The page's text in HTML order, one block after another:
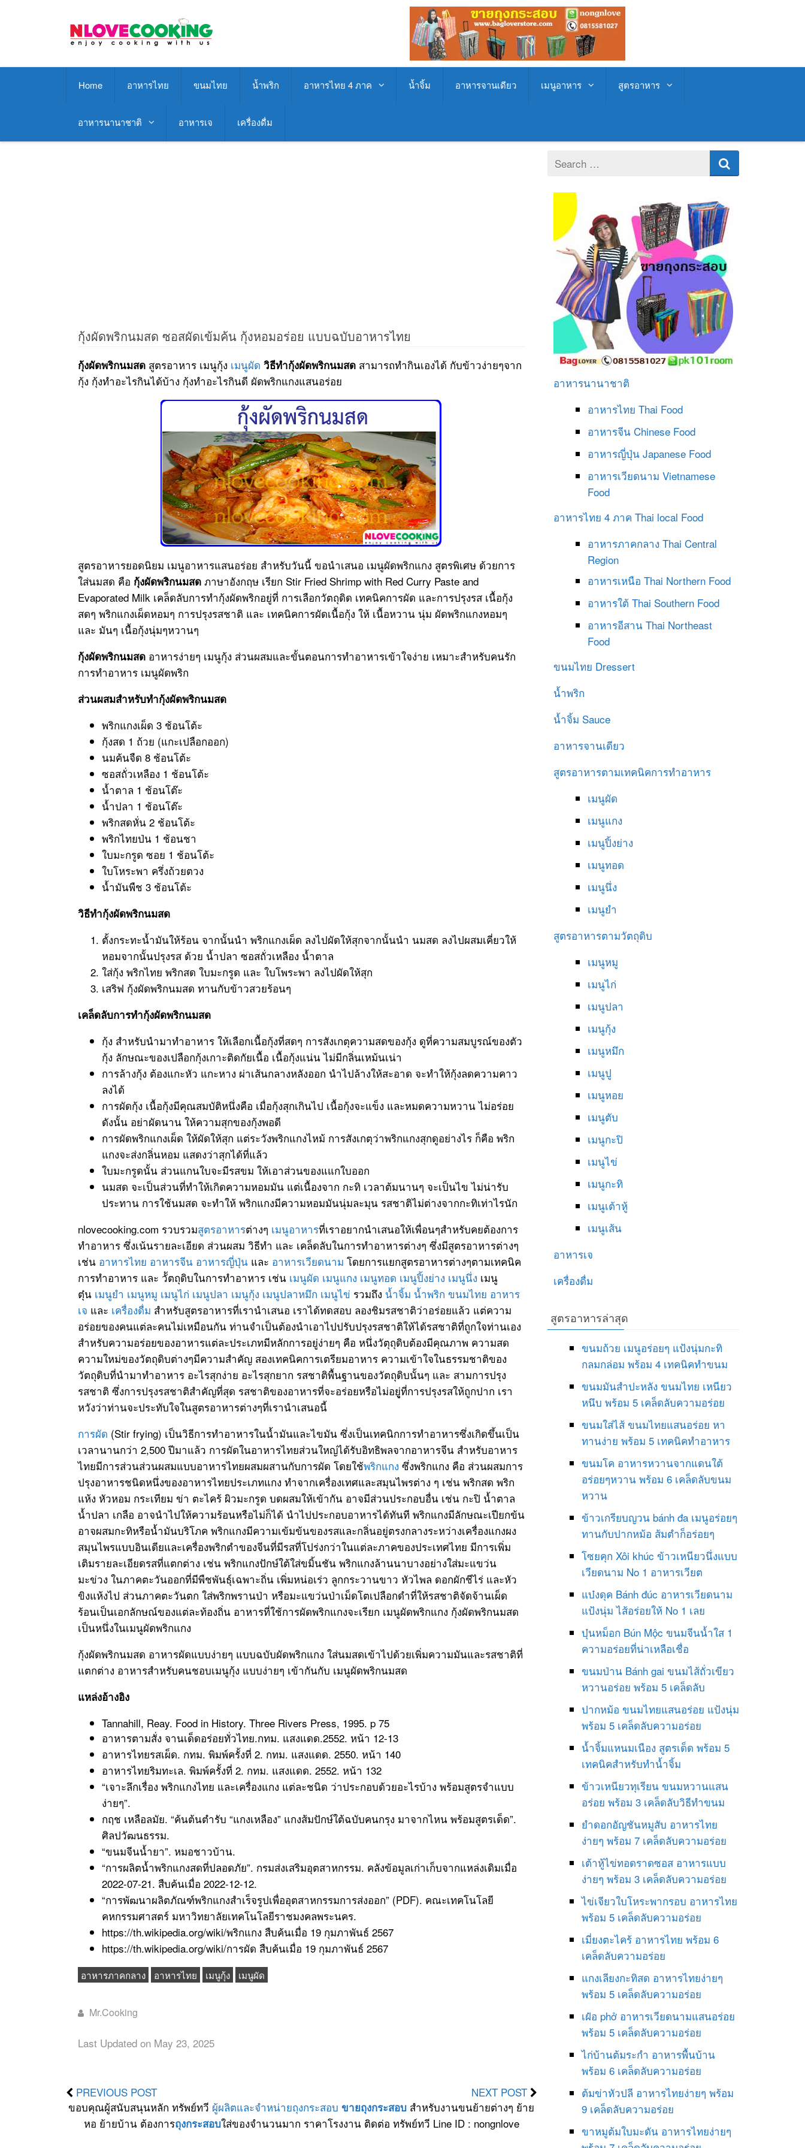
Home อาหารไทย ขนมไทย น้ำพริก อาหารไทย 4 ภาค น้ำจิ้ม อาหารจานเดียว เมนูอาหาร สูตรอาหาร
อาหารนานาชาติ อาหารเจ เครื่องดื่ม
กุ้งผัดพริกนมสด ซอสผัดเข้มค้น กุ้งหอมอร่อย แบบฉบับอาหารไทย
กุ้งผัดพริกนมสด สูตรอาหาร เมนูกุ้ง เมนูผัด วิธีทำกุ้งผัดพริกนมสด สามารถทำกินเองได้ กับข้าวง่ายๆจาก
กุ้ง กุ้งทำอะไรกินได้บ้าง กุ้งทำอะไรกินดี ผัดพริกแกงแสนอร่อย
สูตรอาหารยอดนิยม เมนูอาหารแสนอร่อย สำหรับวันนี้ ขอนำเสนอ เมนูผัดพริกแกง สูตรพิเศษ ด้วยการ
ใส่นมสด คือ กุ้งผัดพริกนมสด ภาษาอังกฤษ เรียก Stir Fried Shrimp with Red Curry Paste and
Evaporated Milk เคล็ดลับการทำกุ้งผัดพริกอยู่ที่ การเลือกวัตถุดิด เทคนิคการผัด และการปรุงรส เนื้อกุ้ง
สดๆ พริกแกงเผ็ดหอมๆ การปรุงรสชาติ และ เทคนิคการผัดเนื้อกุ้ง ให้ เนื้อหวาน นุ่ม ผัดพริกแกงหอมๆ
และ มันๆ เนื้อกุ้งนุ่มๆหวานๆ
กุ้งผัดพริกนมสด อาหารง่ายๆ เมนูกุ้ง ส่วนผสมและขั้นตอนการทำอาหารเข้าใจง่าย เหมาะสำหรับคนรัก
การทำอาหาร เมนูผัดพริก
ส่วนผสมสำหรับทำกุ้งผัดพริกนมสด
พริกแกงเผ็ด 3 ช้อนโต้ะ
กุ้งสด 1 ถ้วย (แกะเปลือกออก)
นมค้นจืด 8 ช้อนโต้ะ
ซอสถั่วเหลือง 1 ช้อนโต้ะ
น้ำตาล 1 ช้อนโต๊ะ
น้ำปลา 1 ช้อนโต๊ะ
พริกสดหั่น 2 ช้อนโต้ะ
พริกไทยป่น 1 ช้อนชา
ใบมะกรูด ซอย 1 ช้อนโต้ะ
ใบโหระพา ครึ่งถ้วยตวง
น้ำมันพืช 3 ช้อนโต้ะ
วิธีทำกุ้งผัดพริกนมสด
ตั้งกระทะน้ำมันให้ร้อน จากนั้นนำ พริกแกงเผ็ด ลงไปผัดให้สุกจากนั้นนำ นมสด ลงไปผสมเคี่ยวให้
หอมจากนั้นปรุงรส ด้วย น้ำปลา ซอสถั่วเหลือง น้ำตาล
ใส่กุ้ง พริกไทย พริกสด ใบมะกรูด และ ใบโพระพา ลงไปผัดให้สุก
เสริฟ กุ้งผัดพริกนมสด ทานกับข้าวสวยร้อนๆ
เคล็ดลับการทำกุ้งผัดพริกนมสด
กุ้ง สำหรับนำมาทำอาหาร ให้เลือกเนื้อกุ้งที่สดๆ การสังเกตุความสดของกุ้ง ดูที่ความสมบูรณ์ของตัว
กุ้ง ลักษณะของเปลือกกุ้งเกาะติดกัยเนื้อ เนื้อกุ้งแน่น ไม่มีกลิ่นเหม้นเน่า
การล้างกุ้ง ต้องแกะหัว แกะหาง ผ่าเส้นกลางหลังออก นำไปล้างให้สะอาด จะทำให้กุ้งลดความคาว
ลงได้
การผัดกุ้ง เนื้อกุ้งมีคุณสมบัติหนึ่งคือ เมื่อกุ้งสุกเกินไป เนื้อกุ้งจะแข็ง และหมดความหวาน ไม่อร่อย
ดังนั้น อย่าผัดนาน ให้ความสุกของกุ้งพอดี
การผัดพริกแกงเผ็ด ให้ผัดให้สุก แต่ระวังพริกแกงไหม้ การสังเกตุว่าพริกแกงสุกดูอย่างไร ก็คือ พริก
แกงจะส่งกลิ่นหอม แสดงว่าสุกได้ที่แล้ว
ใบมะกรูดนั้น ส่วนแกนใบจะมีรสขม ให้เอาส่วนของแแกใบออก
นมสด จะเป็นส่วนที่ทำให้เกิดความหอมมัน แต่เนื้องจาก กะทิ เวลาต้มนานๆ จะเป็นไข ไม่น่ารับ
ประทาน การใช้นมสด จะทำให้ พริกแกงมีความหอมมันนุ่มละมุน รสชาติไม่ต่างจากกะทิเท่าไรนัก
nlovecooking.com รวบรวมสูตรอาหารต่างๆ เมนูอาหารที่เราอยากนำเสนอให้เพื่อนๆสำหรับคยต้องการ
ทำอาหาร ซึ่งเน้นรายละเอียด ส่วนผสม วิธีทำ และ เคล็ดลับในการทำอาหารต่างๆ ซึ่งมีสูตรอาหารต่างๆ
เช่น อาหารไทย อาหารจีน อาหารญี่ปุ่น และ อาหารเวียดนาม โดยการแยกสูตรอาหารต่างๆตามเทคนิค
การทำอาหาร และ วััตถุดิบในการทำอาหาร เช่น เมนูผัด เมนูแกง เมนูทอด เมนูปิ้งย่าง เมนูนึ่ง เมนู
ตุ๋น เมนูยำ เมนูหมู เมนูไก่ เมนูปลา เมนูกุ้ง เมนูปลาหมึก เมนูไข่ รวมถึง น้ำจิ้ม น้ำพริก ขนมไทย อาหาร
เจ และ เครื่องดื่ม สำหรับสูตรอาหารที่เรานำเสนอ เราได้ทดสอบ ลองชิมรสชาติว่าอร่อยแล้ว แต่ความ
อร่อยของคนแต่ละคนไม่เหมือนกัน ท่านจำเป็นต้องนำเอาไปปรับปรุงรสชาติให้ได้รสชาติที่ถูกใจท่านเอง
สำหรับความอร่อยของอาหารแต่ละประเภทมีหลักการอยู่ง่ายๆ คือ หนึ่งวัตุถุดิบต้องมีคุณภาพ ความสด
ความใหม่ของวัตถุดิบต่างๆมีความสำคัญ สองเทคนิคการเตรียมอาหาร ความเข้าใจในธรรมชาติของ
วัตถุดิบที่นำมาทำอาหาร อะไรสุกง่าย อะไรสุกยาก รสชาติพื้นฐานของวัตถุดิบนั้นๆ และ สามการปรุง
รสชาติ ซึ่งการปรุงรสชาติสำคัญที่สุด รสชาติของอาหารที่จะอร่อยหรือไม่อยูู่ที่การปรุงรสให้ถูกปาก เรา
หวังว่าท่านจะประทับใจในสูตรอาหารต่างๆที่เรานำเสนอนี้
การผัด (Stir frying) เป็นวิธีการทำอาหารในน้ำมันและไขมัน ซึ่งเป็นเทคนิกการทำอาหารซึ่งเกิดขึ้นเป็น
เวลานานกว่า 2,500 ปีมาแล้ว การผัดในอาหารไทยส่วนใหญ่ได้รับอิทธิพลจากอาหารจีน สำหรับอาหาร
ไทยมีการส่วนส่วนผสมแบบอาหารไทยผสมผสานกับการผัด โดยใช้พริกแกง ซึ่งพริกแกง คือ ส่วนผสมการ
ปรุงอาหารชนิดหนึ่งของอาหารไทยประเภทแกง ทำจากเครื่องเทศและสมุนไพรต่าง ๆ เช่น พริกสด พริก
แห้ง หัวหอม กระเทียม ข่า ตะไคร้ ผิวมะกรูด บดผสมให้เข้ากัน อาจมีส่วนประกอบอื่น เช่น กะปิ น้ำตาล
น้ำปลา เกลือ อาจนำไปให้ความร้อนหรือไม่ก็ได้ นำไปประกอบอาหารได้ทันที พริกแกงมีลักษณะเปียกข้น
อาจผสมกะทิหรือน้ำมันบริโภค พริกแกงมีความเข้มข้นของรสและกลิ่นอยู่ตรงกลางระหว่างเครื่องแกงผง
สมุนไพรแบบอินเดียและเครื่องพริกตำของจีนที่มีรสที่โปร่งกว่าในแต่ละภาคของประเทศไทย มีการเพิ่ม
เติมรายละเอียดรสที่แตกต่าง เช่น พริกแกงปักษ์ใต้ใส่ขมิ้นชัน พริกแกงล้านนาบางอย่างใส่มะแขว่น
มะข่วง ในภาคตะวันออกที่มีพืชพันธุ์เฉพาะถิ่น เพิ่มหน่อเร่ว ลูกกระวานขาว หัวไพล ดอกผักชีไร่ และหัว
ขิงแห้งไป ส่วนภาคตะวันตก ใส่พริกพรานป่า หรือมะแขว่นป่าเม็ดโตเปลือกดำที่ให้รสชาติจัดจ้านเผ็ด
ร้อนเป็นเอกลักษณ์ของแต่ละท้องถิ่น อาหารที่ใช้การผัดพริกแกงจะเรียก เมนูผัดพริกแกง กุ้งผัดพริกนมสด
เป็นหนึ่งในเมนูผัดพริกแกง
กุ้งผัดพริกนมสด อาหารผัดแบบง่ายๆ แบบฉบับผัดพริกแกง ใส่นมสดเข้าไปด้วยเพิ่มความมันและรสชาติที่
แตกต่าง อาหารสำหรับคนชอบเมนูกุ้ง แบบง่ายๆ เข้ากันกับ เมนูผัดพริกนมสด
แหล่งอ้างอิง
Tannahill, Reay. Food in History. Three Rivers Press, 1995. p 75
อาหารตามสั่ง จานเด็ดอร่อยทั่วไทย.กทม. แสงแดด.2552. หน้า 12-13
อาหารไทยรสเผ็ด. กทม. พิมพ์ครั้งที่ 2. กทม. แสงแดด. 2550. หน้า 140
อาหารไทยริมทะเล. พิมพ์ครั้งที่ 2. กทม. แสงแดด. 2552. หน้า 132
“เจาะลึกเรื่อง พริกแกงไทย และเครื่องแกง แต่ละชนิด ว่าประกอบด้วยอะไรบ้าง พร้อมสูตรจำแบบ
ง่ายๆ”.
กฤช เหลือลมัย. “ค้นต้นตำรับ “แกงเหลือง” แกงส้มปักษ์ใต้ฉบับคนกรุง มาจากไหน พร้อมสูตรเด็ด”.
ศิลปวัฒนธรรม.
“ขนมจีนน้ำยา”. หมอชาวบ้าน.
“การผลิตน้ำพริกแกงสดที่ปลอดภัย”. กรมส่งเสริมอุตสาหกรรม. คลังข้อมูลเก่าเก็บจากแหล่งเดิมเมื่อ
2022-07-21. สืบค้นเมื่อ 2022-12-12.
“การพัฒนาผลิตภัณฑ์พริกแกงสำเร็จรูปเพื่ออุตสาหกรรมการส่งออก” (PDF). คณะเทคโนโลยี
คหกรรมศาสตร์ มหาวิทยาลัยเทคโนโลยีราชมงคลพระนคร.
https://th.wikipedia.org/wiki/พริกแกง สืบค้นเมื่อ 19 กุมภาพันธ์ 2567
https://th.wikipedia.org/wiki/การผัด สืบค้นเมื่อ 19 กุมภาพันธ์ 2567
อาหารภาคกลาง อาหารไทย เมนูกุ้ง เมนูผัด
Mr.Cooking
Last Updated on May 23, 2025
PREVIOUS POST
NEXT POST
ขอบคุณผู้สนับสนุนหลัก ทรัพย์ทวี ผู้ผลิตและจำหน่ายถุงกระสอบ ขายถุงกระสอบ สำหรับงานขนย้ายต่างๆ ย้าย
หอ ย้ายบ้าน ต้องการถุงกระสอบใส่ของจำนวนมาก ราคาโรงงาน ติดต่อ ทรัพย์ทวี Line ID : nongnlove
Search
for
อาหารนานาชาติ
อาหารไทย Thai Food
อาหารจีน Chinese Food
อาหารญี่ปุ่น Japanese Food
อาหารเวียดนาม Vietnamese
Food
อาหารไทย 4 ภาค Thai local Food
อาหารภาคกลาง Thai Central
Region
อาหารเหนือ Thai Northern Food
อาหารใต้ Thai Southern Food
อาหารอีสาน Thai Northeast
Food
ขนมไทย Dressert
น้ำพริก
น้ำจิ้ม Sauce
อาหารจานเดียว
สูตรอาหารตามเทคนิคการทำอาหาร
เมนูผัด
เมนูแกง
เมนูปิ้งย่าง
เมนูทอด
เมนูนึ่ง
เมนูยำ
สูตรอาหารตามวัตถุดิบ
เมนูหมู
เมนูไก่
เมนูปลา
เมนูกุ้ง
เมนูหมึก
เมนูปู
เมนูหอย
เมนูตับ
เมนูกะปิ
เมนูไข่
เมนูกะทิ
เมนูเต้าหู้
เมนูเส้น
อาหารเจ
เครื่องดื่ม
สูตรอาหารล่าสุด
ขนมถ้วย เมนูอร่อยๆ แป้งนุ่มกะทิ
กลมกล่อม พร้อม 4 เทคนิคทำขนม
ขนมมันสำปะหลัง ขนมไทย เหนียว
หนึบ พร้อม 5 เคล็ดลับความอร่อย
ขนมใส่ไส้ ขนมไทยแสนอร่อย หา
ทานง่าย พร้อม 5 เทคนิคทำอาหาร
ขนมโค อาหารหวานจากแดนใต้
อร่อยๆหวาน พร้อม 6 เคล็ดลับขนม
หวาน
ข้าวเกรียบญวน bánh đa เมนูอร่อยๆ
ทานกับปากหม้อ ส้มตำก็อร่อยๆ
โซยคุก Xôi khúc ข้าวเหนียวนึ่งแบบ
เวียดนาม No 1 อาหารเวียต
แบ๋งดุค Bánh đúc อาหารเวียดนาม
แป้งนุ่ม ไส้อร่อยให้ No 1 เลย
บุ๋นหม็อก Bún Mộc ขนมจีนน้ำใส 1
ความอร่อยที่น่าเหลือเชื่อ
ขนมป่าน Bánh gai ขนมไส้ถั่วเขียว
หวานอร่อย พร้อม 5 เคล็ดลับ
ปากหม้อ ขนมไทยแสนอร่อย แป้งนุ่ม
พร้อม 5 เคล็ดลับความอร่อย
น้ำจิ้มแหนมเนือง สูตรเด็ด พร้อม 5
เทคนิคสำหรับทำน้ำจิ้ม
ข้าวเหนียวทุเรียน ขนมหวานแสน
อร่อย พร้อม 3 เคล็ดลับวิธีทำขนม
ยำดอกอัญชันหมูสับ อาหารไทย
ง่ายๆ พร้อม 7 เคล็ดลับความอร่อย
เต้าหู้ไข่ทอดราดซอส อาหารแบบ
ง่ายๆ พร้อม 3 เคล็ดลับความอร่อย
ไข่เจียวใบโหระพากรอบ อาหารไทย
พร้อม 5 เคล็ดลับความอร่อย
เมี่ยงตะไคร้ อาหารไทย พร้อม 6
เคล็ดลับความอร่อย
แกงเลียงกะทิสด อาหารไทยง่ายๆ
พร้อม 5 เคล็ดลับความอร่อย
เฝ๋อ phở อาหารเวียดนามแสนอร่อย
พร้อม 5 เคล็ดลับความอร่อย
ไก่บ้านต้มระกำ อาหารพื้นบ้าน
พร้อม 6 เคล็ดลับความอร่อย
ต้มข่าหัวปลี อาหารไทยง่ายๆ พร้อม
9 เคล็ดลับความอร่อย
ขาหมูต้มใบมะดัน อาหารไทยง่ายๆ